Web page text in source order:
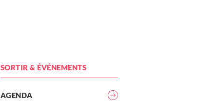
SORTIR & ÉVÉNEMENTS
AGENDA